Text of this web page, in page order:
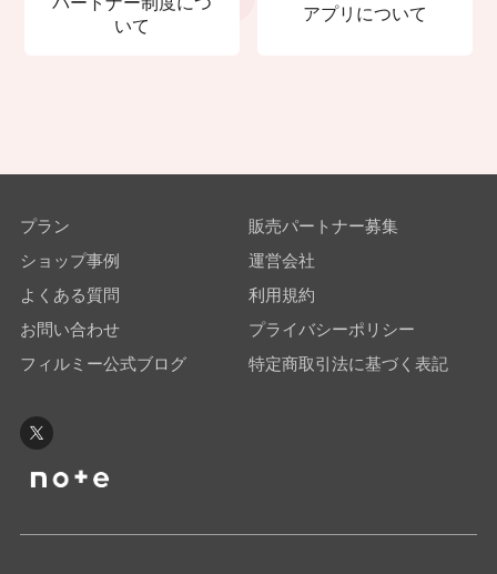
いて
アプリについて
プラン
ショップ事例
よくある質問
お問い合わせ
フィルミー公式ブログ
販売パートナー募集
運営会社
利用規約
プライバシーポリシー
特定商取引法に基づく表記